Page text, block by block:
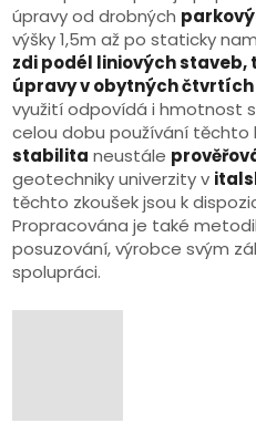
úpravy od drobných
výšky 1,5m až po staticky
zdi podél liniových staveb,
úpravy v obytných čtvrtích
využití odpovídá i hmotnost
celou dobu používání těchto
stabilita neustále
geotechniky univerzity v
těchto zkoušek jsou k
Propracována je také
posuzování, výrobce svým
spolupráci.